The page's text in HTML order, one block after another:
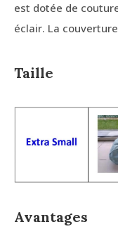
est dotée de
éclair. La
Taille
Avantages